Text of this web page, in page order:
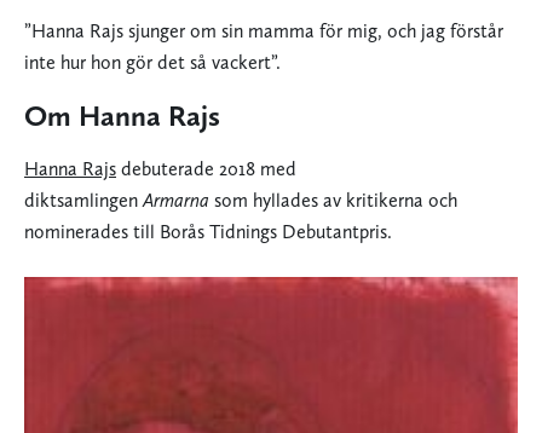
”Hanna Rajs sjunger om sin mamma för mig, och jag förstår
inte hur hon gör det så vackert”.
Om Hanna Rajs
Hanna Rajs debuterade 2018 med
diktsamlingenArmarna som hyllades av kritikerna och
nominerades till Borås Tidnings Debutantpris.